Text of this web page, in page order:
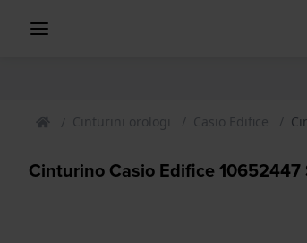
Cinturini orologi Casio Edifice
Cinturino Casio Edifice 10652447